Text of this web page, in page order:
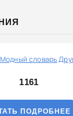
Модный словарь
1161
ПОДРОБНЕЕ